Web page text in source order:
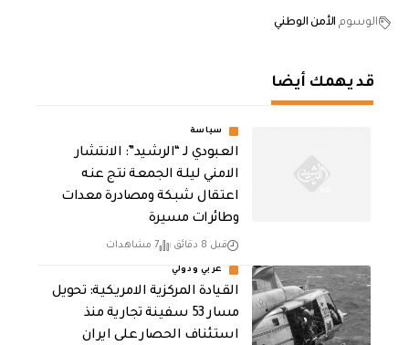
الوسوم الأمن الوطني
قد يهمك أيضا
سياسة
العبودي لـ “الرشيد”: الانتشار
الامني ليلة الجمعة نتج عنه
اعتقال شبكة ومصادرة معدات
وطائرات مسيرة
قبل 8 دقائق 7 مشاهدات
عربي ودولي
القيادة المركزية الامريكية: تحويل
مسار 53 سفينة تجارية منذ
استئناف الحصار على ايران